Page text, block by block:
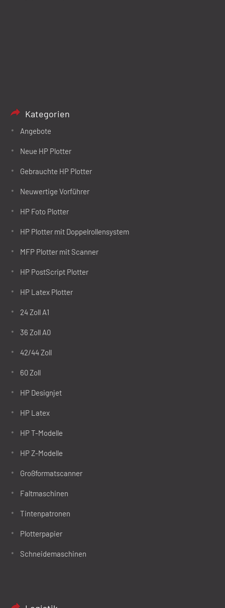
Kategorien
Angebote
Neue HP Plotter
Gebrauchte HP Plotter
Neuwertige Vorführer
HP Foto Plotter
HP Plotter mit Doppelrollensystem
MFP Plotter mit Scanner
HP PostScript Plotter
HP Latex Plotter
24 Zoll A1
36 Zoll A0
42/44 Zoll
60 Zoll
HP Designjet
HP Latex
HP T-Modelle
HP Z-Modelle
Großformatscanner
Faltmaschinen
Tintenpatronen
Plotterpapier
Schneidemaschinen